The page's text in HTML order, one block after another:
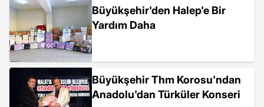
Büyükşehir'den Halep'e Bir
Yardım Daha
Büyükşehir Thm Korosu'ndan
Anadolu'dan Türküler Konseri